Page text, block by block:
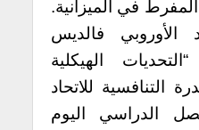
في الميزانية.
الأوروبي فالديس
الهيكلية
التنافسية للاتحاد
الدراسي اليوم